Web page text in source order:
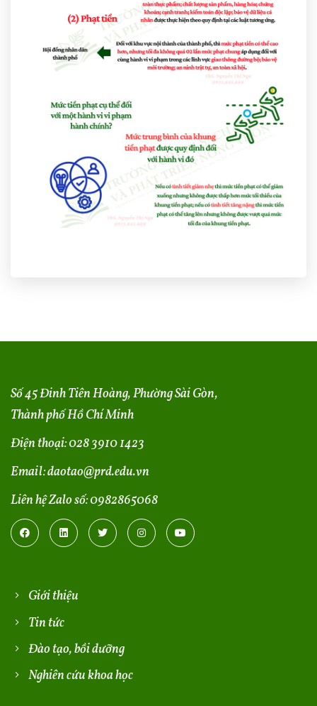
Số 45 Đinh Tiên Hoàng, Phường Sài Gòn,
Thành phố Hồ Chí Minh
Điện thoại:028 3910 1423
Email:daotao@prd.edu.vn
Liên hệ Zalo số:0982865068
Giới thiệu
Tin tức
Đào tạo, bồi dưỡng
Nghiên cứu khoa học